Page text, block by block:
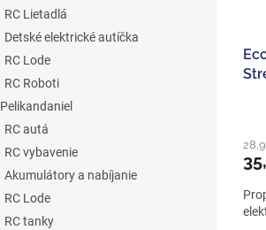
RC Lietadlá
Detské elektrické autíčka
RC Lode
RC Roboti
Pelikandaniel
RC autá
RC vybavenie
Akumulátory a nabíjanie
RC Lode
RC tanky